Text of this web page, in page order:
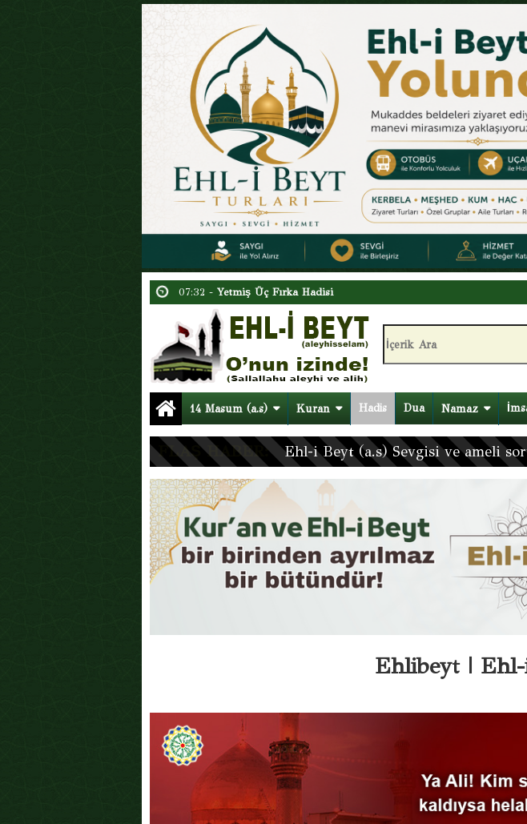
15:54 -Hazreti Ali’nin (a.s.) Tevhid Hutbesi
02:09 -Ben Geldim Rabbim (Şiir)
23:30 - Ehl-i Beyt (a.s) Sevgisi ve ameli sorumluluk
11:13 -15 Şaban’ın Gece ve Gündüz Amelleri
04:48 -Ebu Hureyre Gerçeği
Aşura Gerçeği : Uydurulan Sevinçler
07:32 -Yetmiş Üç Fırka Hadisi
07:00 -Tarihte Şia’nın Kazanımları nelerdir?
06:12 -Yezid’in Tövbesi
05:55 - Hz. Hüseyin’in (a.s) Mateminin Önemi nedir?
15:54 -Hazreti Ali’nin (a.s.) Tevhid Hutbesi
14 Masum (a.s) Kuran Hadis Dua Namaz
FLAŞ HABER: Ehl-i Beyt (a.s) Sevgisi ve ameli
Ehlibeyt |